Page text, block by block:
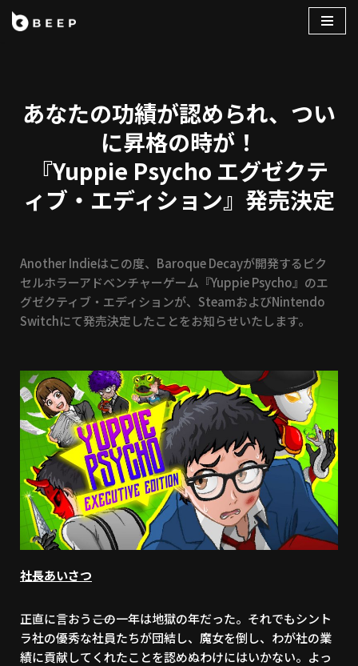
あなたの功績が認められ、つい
に昇格の時が！
『Yuppie Psycho エグゼクテ
ィブ・エディション』発売決定
Another Indieはこの度、Baroque Decayが開発するピク
セルホラーアドベンチャーゲーム『Yuppie Psycho』のエ
グゼクティブ・エディションが、SteamおよびNintendo
Switchにて発売決定したことをお知らせいたします。
社長あいさつ
正直に言おう――この一年は地獄の年だった。それでもシント
ラ社の優秀な社員たちが団結し、魔女を倒し、わが社の業
績に貢献してくれたことを認めぬわけにはいかない。よっ